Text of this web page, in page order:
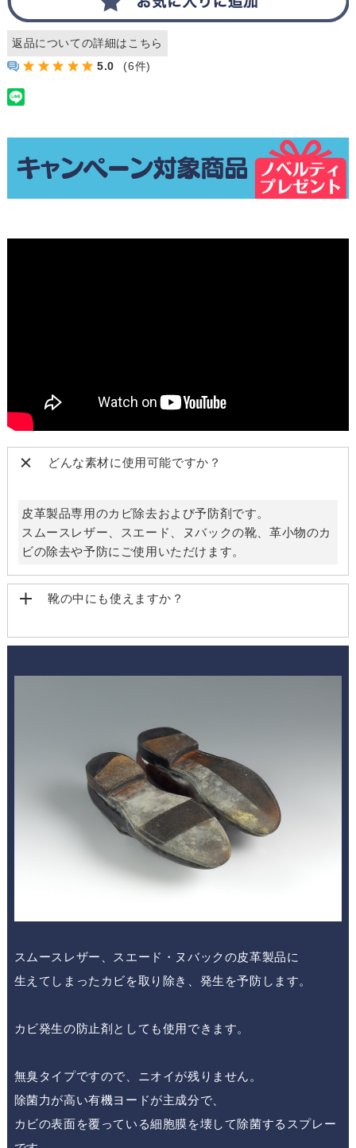
返品についての詳細はこちら
5.0
(6件)
どんな素材に使用可能ですか？
皮革製品専用のカビ除去および予防剤です。
スムースレザー、スエード、ヌバックの靴、革小物のカ
ビの除去や予防にご使用いただけます。
靴の中にも使えますか？
スムースレザー、スエード・ヌバックの皮革製品に
生えてしまったカビを取り除き、発生を予防します。
カビ発生の防止剤としても使用できます。
無臭タイプですので、ニオイが残りません。
除菌力が高い有機ヨードが主成分で、
カビの表面を覆っている細胞膜を壊して除菌するスプレー